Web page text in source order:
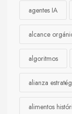
agentes IA
alcance
algoritmos
alianza
alimentos